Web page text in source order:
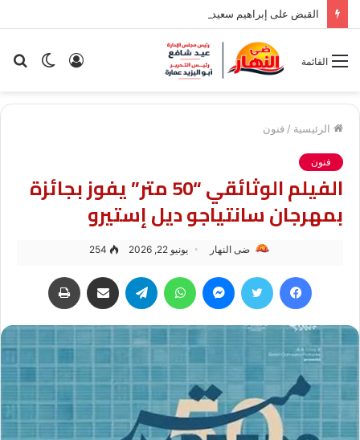
القبض على إبراهيم سعيد في مدينة نصر بسبب قضية نفقة
الوضع تسجيل
القائمة
الرئيسية / فنون
فنون
الفيلم الوثائقي “50 متر” يفوز بجائزة
بمهرجان سانتياجو ديل إستيرو
ضى النهار يونيو 22, 2026 254
فيسبوك تويتر ماسنجر واتساب تيلقرام مشاركة عبر البريد